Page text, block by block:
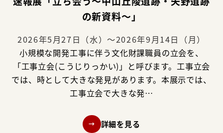
の新資料～」
2026年5月27日（水）～2026年9月14日（月）
小規模な開発工事に伴う文化財課職員の立会を、
「工事立会(こうじりっかい)」と呼びます。工事立会
では、時として大きな発見があります。本展示では、
工事立会で大きな発…
詳細を見る